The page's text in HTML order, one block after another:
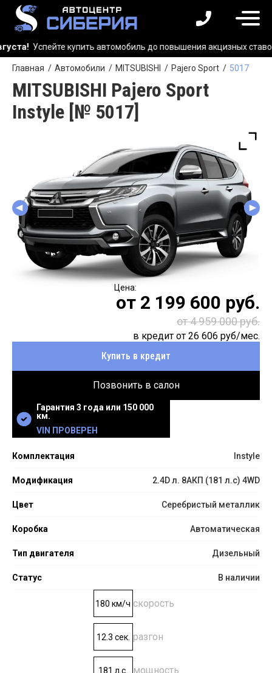
купить автомобиль до повышения акцизных ставок!
Главная Автомобили MITSUBISHI Pajero Sport 5017
MITSUBISHI Pajero Sport
Instyle [№ 5017]
Гарантия 3 года или 150 000
км.
VIN ПРОВЕРЕН
Комплектация Instyle
Модификация 2.4D л. 8АКП (181 л.с) 4WD
Цвет Серебристый металлик
Коробка Автоматическая
Тип двигателя Дизельный
Статус В наличии
180 км/ч скорость
12.3 сек. разгон
181 л.с. мощность
от 2 199 600 руб.
от 4 959 000 руб.
в кредит от 26 606 руб/мес.
Купить в кредит
Позвонить в салон